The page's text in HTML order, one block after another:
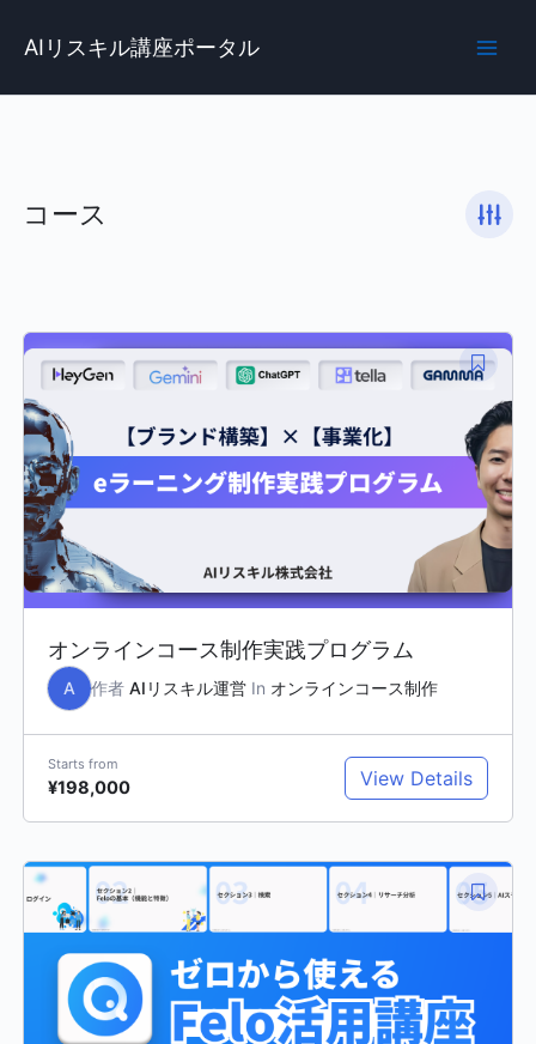
ス
AIリスキル講座ポータル
コース
オンラインコース制作実践プログラム
A 作者 AIリスキル運営In オンラインコース制作
Starts from
¥198,000 View Details